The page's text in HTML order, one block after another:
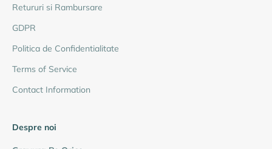
Retururi si Rambursare
GDPR
Politica de Confidentialitate
Terms of Service
Contact Information
Despre noi